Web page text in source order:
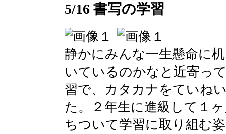
5/16 書写の学習
静かにみんな一生懸命に
いているのかなと近寄っ
習で、カタカナをていね
た。２年生に進級して１
ちついて学習に取り組む